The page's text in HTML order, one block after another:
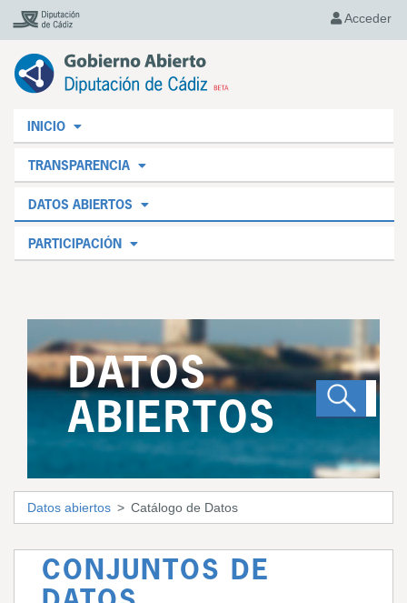
Acceder
INICIO
TRANSPARENCIA
DATOS ABIERTOS
PARTICIPACIÓN
DATOS
ABIERTOS
Datos abiertos Catálogo de Datos
CONJUNTOS DE